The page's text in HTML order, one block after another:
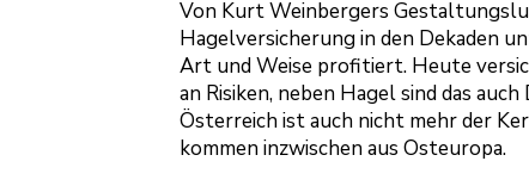
Von Kurt Weinbergers
Hagelversicherung in den Dekaden
Art und Weise profitiert. Heute
an Risiken, neben Hagel sind das
Österreich ist auch nicht mehr der
kommen inzwischen aus Osteuropa.